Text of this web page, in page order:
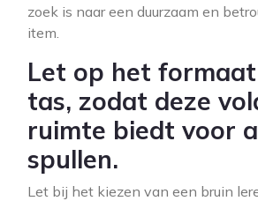
zoek is naar een duurzaam en
item.
Let op het
tas, zodat deze
ruimte biedt voor
spullen.
Let bij het kiezen van een bruin